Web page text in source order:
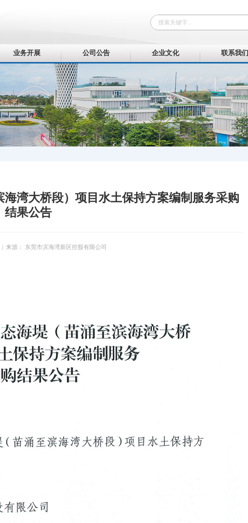
业务开展 公司公告 企业文化 联系我们
湾大桥段）项目水土保持方案编制服务采购
结果公告
| 来源： 东莞市滨海湾新区控股有限公司